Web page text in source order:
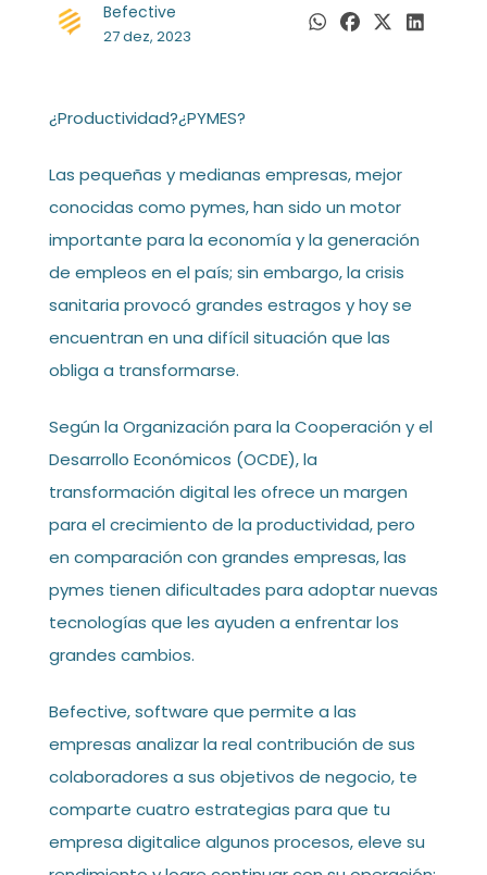
Befective
27 dez, 2023
¿Productividad?¿PYMES?
Las pequeñas y medianas empresas, mejor
conocidas como pymes, han sido un motor
importante para la economía y la generación
de empleos en el país; sin embargo, la crisis
sanitaria provocó grandes estragos y hoy se
encuentran en una difícil situación que las
obliga a transformarse.
Según la Organización para la Cooperación y el
Desarrollo Económicos (OCDE), la
transformación digital les ofrece un margen
para el crecimiento de la productividad, pero
en comparación con grandes empresas, las
pymes tienen dificultades para adoptar nuevas
tecnologías que les ayuden a enfrentar los
grandes cambios.
Befective, software que permite a las
empresas analizar la real contribución de sus
colaboradores a sus objetivos de negocio, te
comparte cuatro estrategias para que tu
empresa digitalice algunos procesos, eleve su